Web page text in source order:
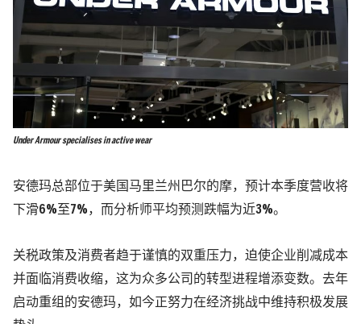
Under Armour specialises in active wear
安德玛总部位于美国马里兰州巴尔的摩，预计本季度营收将
下滑6%至7%，而分析师平均预测跌幅为近3%。
关税政策及消费者趋于谨慎的双重压力，迫使企业削减成本
并面临消费收缩，这为众多公司的转型进程增添变数。去年
启动重组的安德玛，如今正努力在经济挑战中维持积极发展